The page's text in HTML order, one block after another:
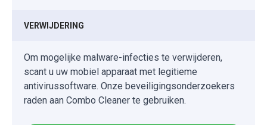
VERWIJDERING
Om mogelijke malware-infecties te verwijderen,
scant u uw mobiel apparaat met legitieme
antivirussoftware. Onze beveiligingsonderzoekers
raden aan Combo Cleaner te gebruiken.